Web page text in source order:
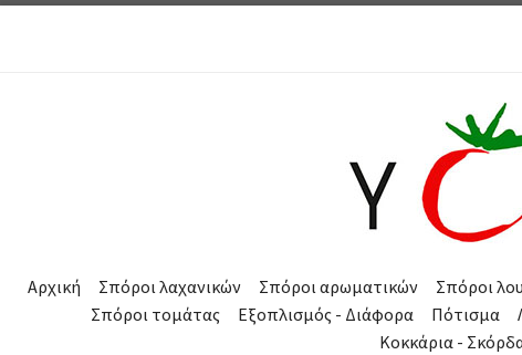
Αρχική Σπόροι λαχανικών Σπόροι αρωματικών Σπόροι
Σπόροι τομάτας
Εξοπλισμός - Διάφορα Πότισμα
Κοκκάρια -